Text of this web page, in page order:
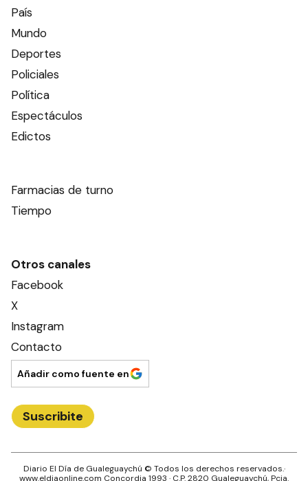
País
Mundo
Deportes
Policiales
Política
Espectáculos
Edictos
Farmacias de turno
Tiempo
Otros canales
Facebook
X
Instagram
Contacto
Añadir como fuente en
Suscribite
Diario El Día de Gualeguaychú © Todos los derechos reservados.·
www.eldiaonline.com Concordia 1993 · C.P.2820 Gualeguaychú, Pcia.